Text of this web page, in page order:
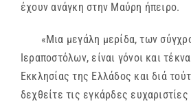
έχουν ανάγκη στην Μαύρη ήπειρο.
«Μια μεγάλη μερίδα, των
Ιεραποστόλων, είναι γόνοι και
Εκκλησίας της Ελλάδος και διά
δεχθείτε τις εγκάρδες